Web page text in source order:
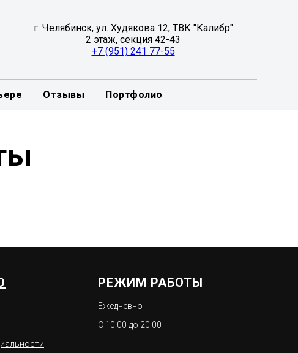
г. Челябинск, ул. Худякова 12, ТВК "Калибр"
2 этаж, секция 42-43
+7 (951) 241 77-55
Отзывы Портфолио
РЕЖИМ РАБОТЫ
Ежедневно
С 10:00 до 20:00